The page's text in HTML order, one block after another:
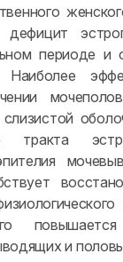
дефицит
периоде и
Наиболее
тракта
повышается
и